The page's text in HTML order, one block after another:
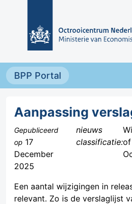
BPP Portal
Aanpassing
Gepubliceerd
op 17
December
2025
nieuws
classificatie:of
Een aantal wijzigingen in
relevant. Zo is de verslaglijst